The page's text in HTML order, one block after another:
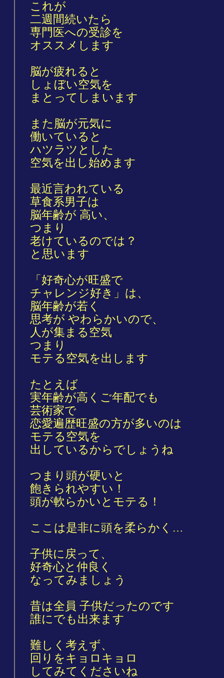
これが
二週間続いたら
専門医への受診を
オススメします
脳が疲れると
しょぼい空気を
まとってしまいます
また脳が元気に
働いていると
ハツラツとした
空気を出し始めます
最近言われている
草食系男子は
脳年齢が 高い、
つまり
老けているのでは？
と思います
「好奇心が旺盛で
チャレンジ好き」は、
脳年齢が若く
思考が やわらかいので、
人が集まる空気
つまり
モテる空気を出します
たとえば
実年齢が高くご年配でも
芸術家で
恋愛遍歴旺盛の方が多いのは
モテる空気を
出しているからでしょうね
つまり頭が硬いと
飽きられやすい！
頭が軟らかいとモテる！
ここは是非に頭を柔らかく…
子供に戻って、
好奇心と仲良く
なってみましょう
昔は全員 子供だったのです
誰にでも出来ます
難しく考えず、
回りをキョロキョロ
してみてくださいね